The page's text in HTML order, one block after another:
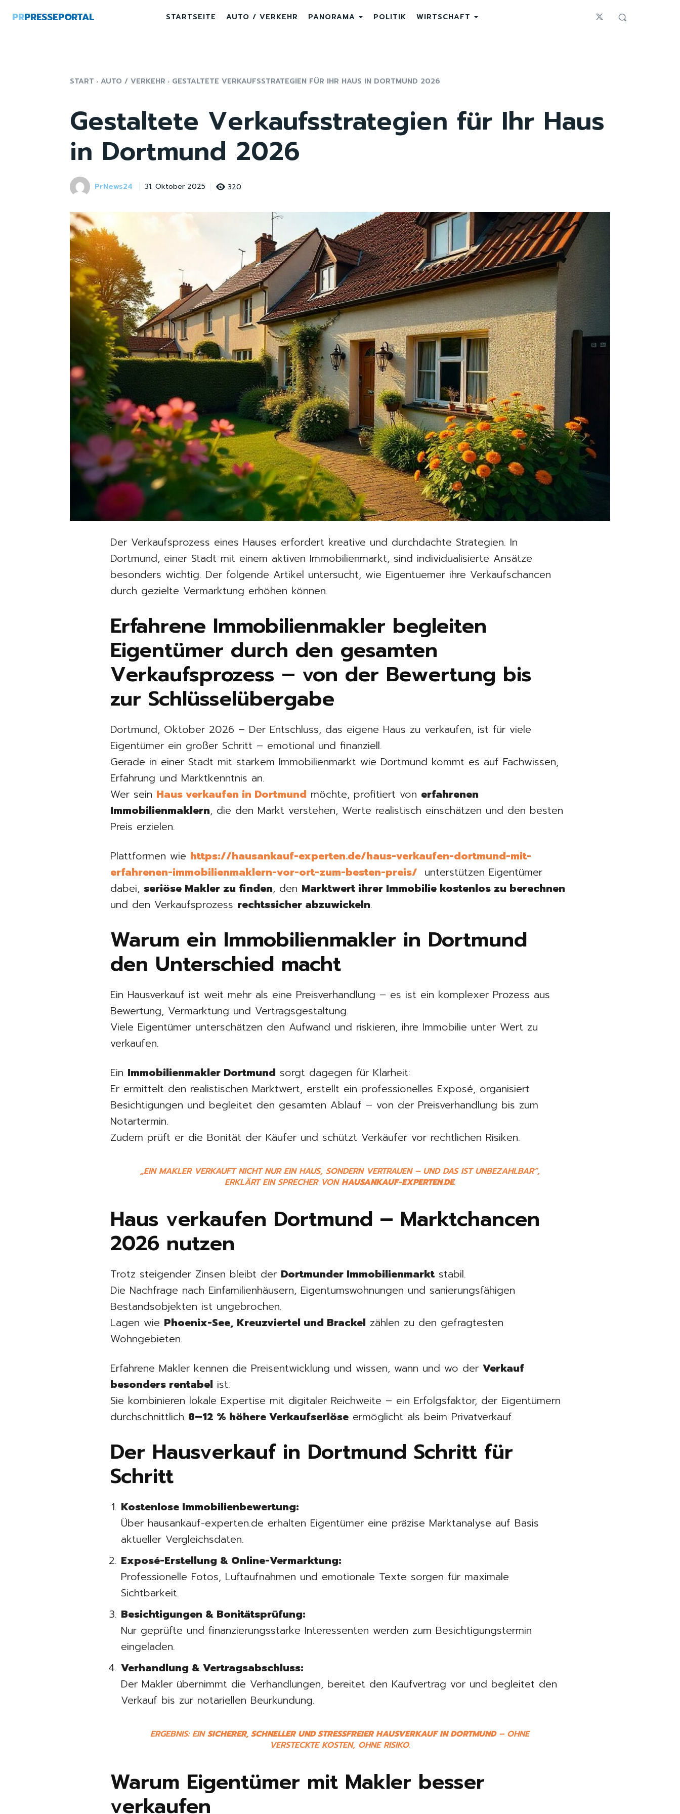
PRPRESSEPORTAL STARTSEITE AUTO / VERKEHR PANORAMA POLITIK WIRTSCHAFT
START AUTO / VERKEHR GESTALTETE VERKAUFSSTRATEGIEN FÜR IHR HAUS IN DORTMUND 2026
Gestaltete Verkaufsstrategien für Ihr Haus
in Dortmund 2026
PrNews24 31. Oktober 2025 320
Der Verkaufsprozess eines Hauses erfordert kreative und durchdachte Strategien. In
Dortmund, einer Stadt mit einem aktiven Immobilienmarkt, sind individualisierte Ansätze
besonders wichtig. Der folgende Artikel untersucht, wie Eigentuemer ihre Verkaufschancen
durch gezielte Vermarktung erhöhen können.
Erfahrene Immobilienmakler begleiten
Eigentümer durch den gesamten
Verkaufsprozess – von der Bewertung bis
zur Schlüsselübergabe
Dortmund, Oktober 2026 – Der Entschluss, das eigene Haus zu verkaufen, ist für viele
Eigentümer ein großer Schritt – emotional und finanziell.
Gerade in einer Stadt mit starkem Immobilienmarkt wie Dortmund kommt es auf Fachwissen,
Erfahrung und Marktkenntnis an.
Wer sein Haus verkaufen in Dortmund möchte, profitiert von erfahrenen
Immobilienmaklern, die den Markt verstehen, Werte realistisch einschätzen und den besten
Preis erzielen.
Plattformen wie https://hausankauf-experten.de/haus-verkaufen-dortmund-mit-
erfahrenen-immobilienmaklern-vor-ort-zum-besten-preis/ unterstützen Eigentümer
dabei, seriöse Makler zu finden, den Marktwert ihrer Immobilie kostenlos zu berechnen
und den Verkaufsprozess rechtssicher abzuwickeln.
Warum ein Immobilienmakler in Dortmund
den Unterschied macht
Ein Hausverkauf ist weit mehr als eine Preisverhandlung – es ist ein komplexer Prozess aus
Bewertung, Vermarktung und Vertragsgestaltung.
Viele Eigentümer unterschätzen den Aufwand und riskieren, ihre Immobilie unter Wert zu
verkaufen.
Ein Immobilienmakler Dortmund sorgt dagegen für Klarheit:
Er ermittelt den realistischen Marktwert, erstellt ein professionelles Exposé, organisiert
Besichtigungen und begleitet den gesamten Ablauf – von der Preisverhandlung bis zum
Notartermin.
Zudem prüft er die Bonität der Käufer und schützt Verkäufer vor rechtlichen Risiken.
„EIN MAKLER VERKAUFT NICHT NUR EIN HAUS, SONDERN VERTRAUEN – UND DAS IST UNBEZAHLBAR“,
ERKLÄRT EIN SPRECHER VONHAUSANKAUF-EXPERTEN.DE.
Haus verkaufen Dortmund – Marktchancen
2026 nutzen
Trotz steigender Zinsen bleibt der Dortmunder Immobilienmarkt stabil.
Die Nachfrage nach Einfamilienhäusern, Eigentumswohnungen und sanierungsfähigen
Bestandsobjekten ist ungebrochen.
Lagen wie Phoenix-See, Kreuzviertel und Brackel zählen zu den gefragtesten
Wohngebieten.
Erfahrene Makler kennen die Preisentwicklung und wissen, wann und wo derVerkauf
besonders rentabel ist.
Sie kombinieren lokale Expertise mit digitaler Reichweite – ein Erfolgsfaktor, der Eigentümern
durchschnittlich 8–12 % höhere Verkaufserlöse ermöglicht als beim Privatverkauf.
Der Hausverkauf in Dortmund Schritt für
Schritt
Kostenlose Immobilienbewertung:
Über hausankauf-experten.de erhalten Eigentümer eine präzise Marktanalyse auf Basis
aktueller Vergleichsdaten.
Exposé-Erstellung & Online-Vermarktung:
Professionelle Fotos, Luftaufnahmen und emotionale Texte sorgen für maximale
Sichtbarkeit.
Besichtigungen & Bonitätsprüfung:
Nur geprüfte und finanzierungsstarke Interessenten werden zum Besichtigungstermin
eingeladen.
Verhandlung & Vertragsabschluss:
Der Makler übernimmt die Verhandlungen, bereitet den Kaufvertrag vor und begleitet den
Verkauf bis zur notariellen Beurkundung.
ERGEBNIS: EINSICHERER, SCHNELLER UND STRESSFREIER HAUSVERKAUF IN DORTMUND– OHNE
VERSTECKTE KOSTEN, OHNE RISIKO.
Warum Eigentümer mit Makler besser
verkaufen